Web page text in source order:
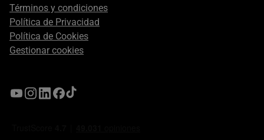
Términos y condiciones
Política de Privacidad
Política de Cookies
Gestionar cookies